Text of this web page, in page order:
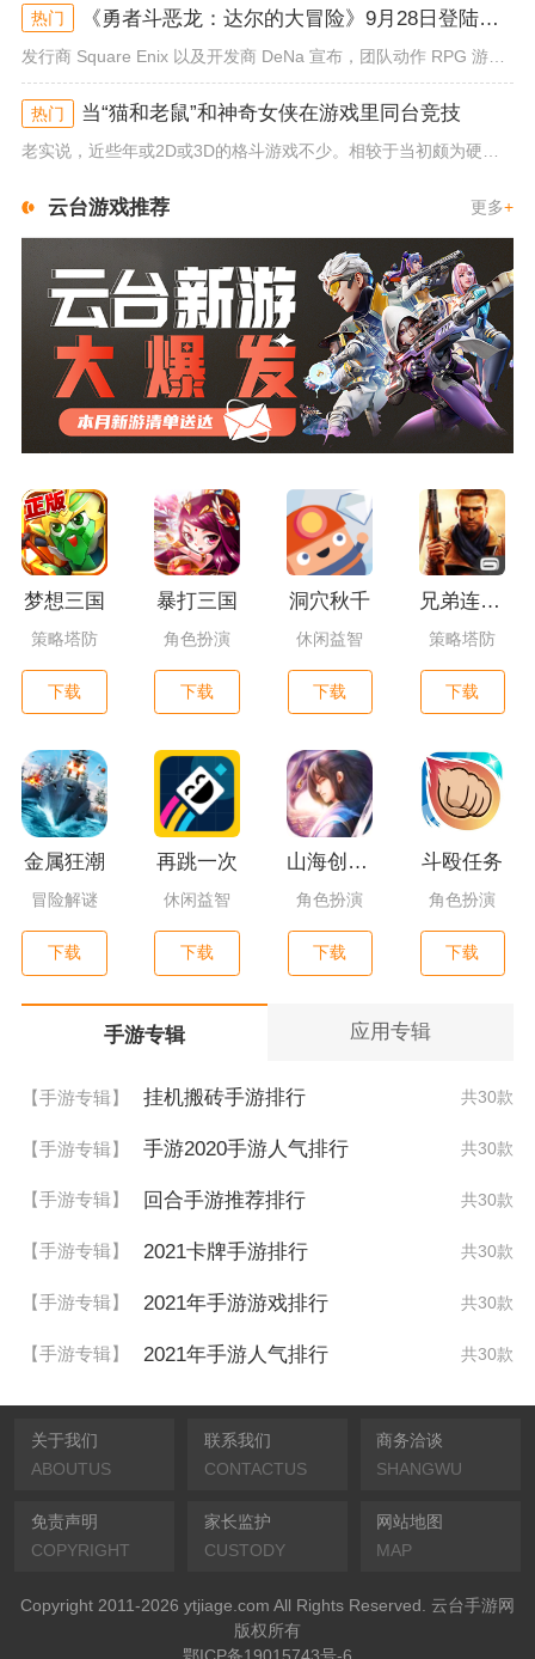
热门 《勇者斗恶龙：达尔的大冒险》9月28日登陆苹果谷歌应用商店
发行商 Square Enix 以及开发商 DeNa 宣布，团队动作 RPG 游戏《勇者斗恶龙：达尔的大冒险 魂之绊》将...
热门 当“猫和老鼠”和神奇女侠在游戏里同台竞技
老实说，近些年或2D或3D的格斗游戏不少。相较于当初颇为硬核的难度。如今这类游戏大都以较低的游玩门槛，独特的技能机制吸引...
云台游戏推荐 更多+
梦想三国
策略塔防
下载
暴打三国
角色扮演
下载
洞穴秋千
休闲益智
下载
兄弟连3：战争之子
策略塔防
下载
金属狂潮
冒险解谜
下载
再跳一次
休闲益智
下载
山海创世录一剑天逆
角色扮演
下载
斗殴任务
角色扮演
下载
手游专辑 应用专辑
【手游专辑】 挂机搬砖手游排行 共30款
【手游专辑】 手游2020手游人气排行 共30款
【手游专辑】 回合手游推荐排行 共30款
【手游专辑】 2021卡牌手游排行 共30款
【手游专辑】 2021年手游游戏排行 共30款
【手游专辑】 2021年手游人气排行 共30款
关于我们
ABOUTUS
联系我们
CONTACTUS
商务洽谈
SHANGWU
免责声明
COPYRIGHT
家长监护
CUSTODY
网站地图
MAP
Copyright 2011-2026 ytjiage.com All Rights Reserved. 云台手游网
版权所有
鄂ICP备19015743号-6